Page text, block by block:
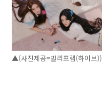
▲(사진제공=빌리프랩(하이브))